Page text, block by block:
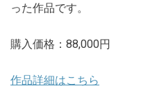
った作品です。
購入価格：88,000円
作品詳細はこちら